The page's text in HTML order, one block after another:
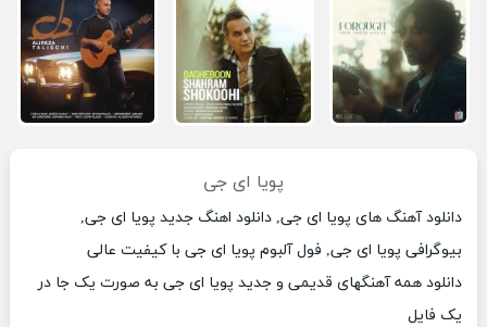
پویا ای جی
دانلود آهنگ های پویا ای جی, دانلود اهنگ جدید پویا ای جی,
بیوگرافی پویا ای جی, فول آلبوم پویا ای جی با کیفیت عالی
دانلود همه آهنگهای قدیمی و جدید پویا ای جی به صورت یک جا در
یک فایل